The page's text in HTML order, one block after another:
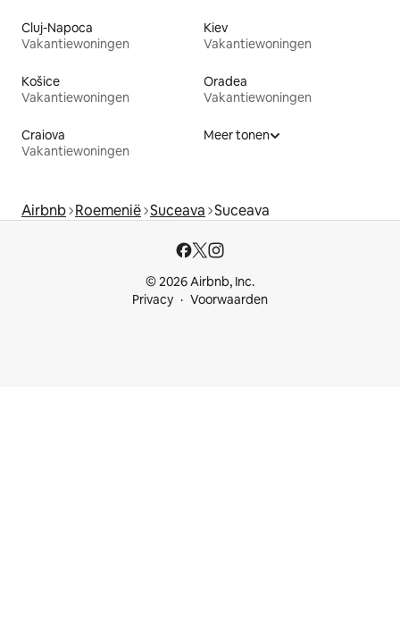
Cluj-Napoca
Vakantiewoningen
Kiev
Vakantiewoningen
Košice
Vakantiewoningen
Oradea
Vakantiewoningen
Craiova
Vakantiewoningen
Meer tonen
Airbnb Roemenië Suceava Suceava
© 2026 Airbnb, Inc.
Privacy
Voorwaarden